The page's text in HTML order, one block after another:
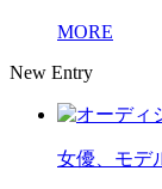
MORE
New Entry
女優、モデ